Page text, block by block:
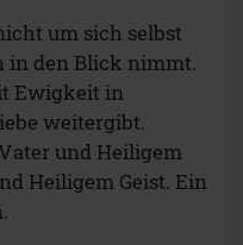
um sich selbst
in den Blick nimmt.
Ewigkeit in
weitergibt.
und Heiligem
Heiligem Geist. Ein